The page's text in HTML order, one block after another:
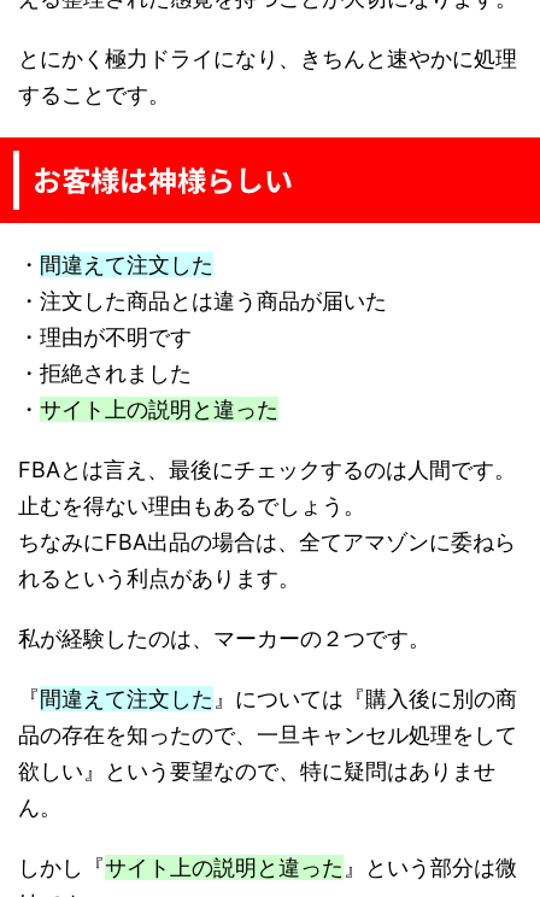
とにかく極力ドライになり、きちんと速やかに処理
することです。
お客様は神様らしい
・ 間違えて注文した
・注文した商品とは違う商品が届いた
・理由が不明です
・拒絶されました
・ サイト上の説明と違った
FBAとは言え、最後にチェックするのは人間です。
止むを得ない理由もあるでしょう。
ちなみにFBA出品の場合は、全てアマゾンに委ねら
れるという利点があります。
私が経験したのは、マーカーの２つです。
『間違えて注文した 』については『購入後に別の商
品の存在を知ったので、一旦キャンセル処理をして
欲しい』という要望なので、特に疑問はありませ
ん。
しかし『サイト上の説明と違った 』という部分は微